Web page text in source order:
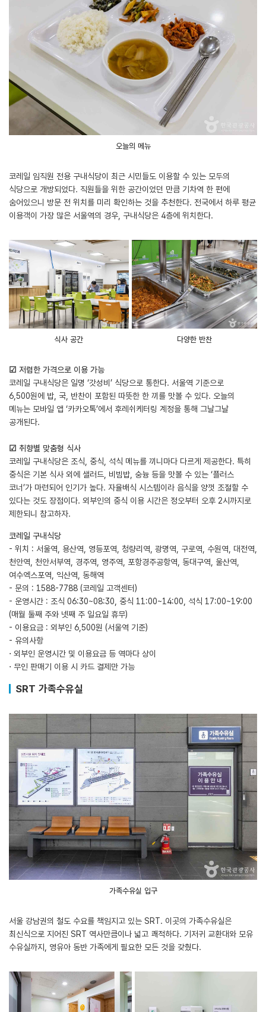
오늘의 메뉴
코레일 임직원 전용 구내식당이 최근 시민들도 이용할 수 있는 모두의
식당으로 개방되었다. 직원들을 위한 공간이었던 만큼 기차역 한 편에
숨어있으니 방문 전 위치를 미리 확인하는 것을 추천한다. 전국에서 하루 평균
이용객이 가장 많은 서울역의 경우, 구내식당은 4층에 위치한다.
식사 공간 다양한 반찬
☑ 저렴한 가격으로 이용 가능
코레일 구내식당은 일명 ‘갓성비’ 식당으로 통한다. 서울역 기준으로
6,500원에 밥, 국, 반찬이 포함된 따뜻한 한 끼를 맛볼 수 있다. 오늘의
메뉴는 모바일 앱 ‘카카오톡’에서 후레쉬케터링 계정을 통해 그날그날
공개된다.
☑ 취향별 맞춤형 식사
코레일 구내식당은 조식, 중식, 석식 메뉴를 끼니마다 다르게 제공한다. 특히
중식은 기본 식사 외에 샐러드, 비빔밥, 숭늉 등을 맛볼 수 있는 ‘플러스
코너’가 마련되어 인기가 높다. 자율배식 시스템이라 음식을 양껏 조절할 수
있다는 것도 장점이다. 외부인의 중식 이용 시간은 정오부터 오후 2시까지로
제한되니 참고하자.
코레일 구내식당
- 위치 : 서울역, 용산역, 영등포역, 청량리역, 광명역, 구로역, 수원역, 대전역,
천안역, 천안서부역, 경주역, 영주역, 포항경주공항역, 동대구역, 울산역,
여수엑스포역, 익산역, 동해역
- 문의 : 1588-7788 (코레일 고객센터)
- 운영시간 : 조식 06:30~08:30, 중식 11:00~14:00, 석식 17:00~19:00
(매월 둘째 주와 넷째 주 일요일 휴무)
- 이용요금 : 외부인 6,500원 (서울역 기준)
- 유의사항
⋅ 외부인 운영시간 및 이용요금 등 역마다 상이
⋅ 무인 판매기 이용 시 카드 결제만 가능
SRT 가족수유실
가족수유실 입구
서울 강남권의 철도 수요를 책임지고 있는 SRT. 이곳의 가족수유실은
최신식으로 지어진 SRT 역사만큼이나 넓고 쾌적하다. 기저귀 교환대와 모유
수유실까지, 영유아 동반 가족에게 필요한 모든 것을 갖췄다.